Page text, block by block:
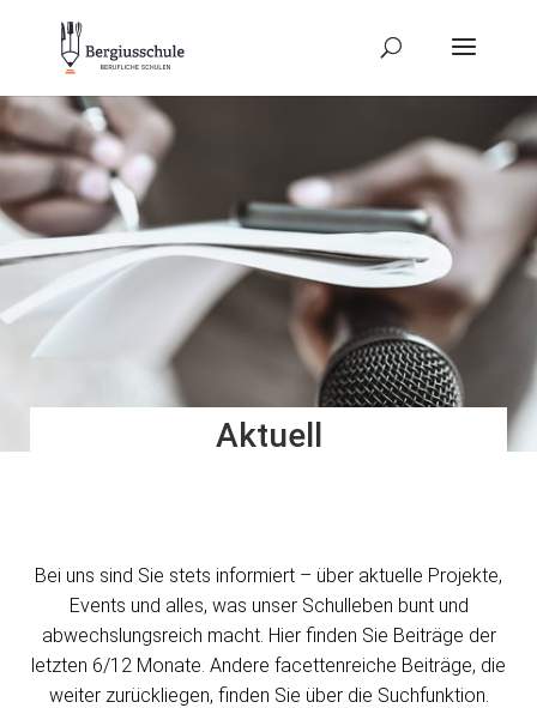
Aktuell
Bei uns sind Sie stets informiert – über aktuelle Projekte,
Events und alles, was unser Schulleben bunt und
abwechslungsreich macht. Hier finden Sie Beiträge der
letzten 6/12 Monate. Andere facettenreiche Beiträge, die
weiter zurückliegen, finden Sie über die Suchfunktion.